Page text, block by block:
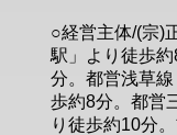
○経営主体/(宗)
駅」より徒歩
分。都営浅草
歩約8分。都営
り徒歩約10分